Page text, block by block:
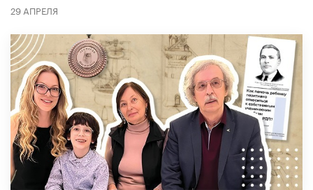
29 АПРЕЛЯ